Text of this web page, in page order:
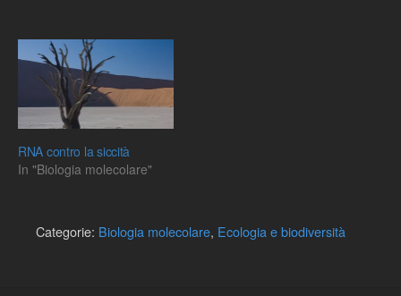
RNA contro la siccità
In "Biologia molecolare"
Categorie: Biologia molecolare, Ecologia e biodiversità